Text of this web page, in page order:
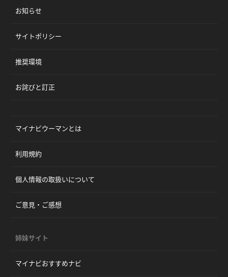
お知らせ
サイトポリシー
推奨環境
お詫びと訂正
マイナビウーマンとは
利用規約
個人情報の取扱いについて
ご意見・ご感想
姉妹サイト
マイナビおすすめナビ